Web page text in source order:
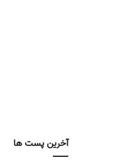
آخرین پست ها